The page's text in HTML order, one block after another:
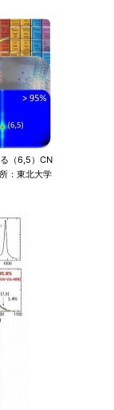
（6,5）CN
：東北大学